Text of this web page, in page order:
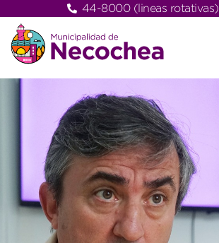
44-8000 (lineas rotativas)